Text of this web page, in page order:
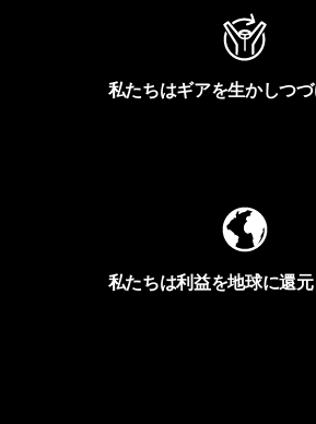
私たちはギアを生かしつづ
私たちは利益を地球に還元